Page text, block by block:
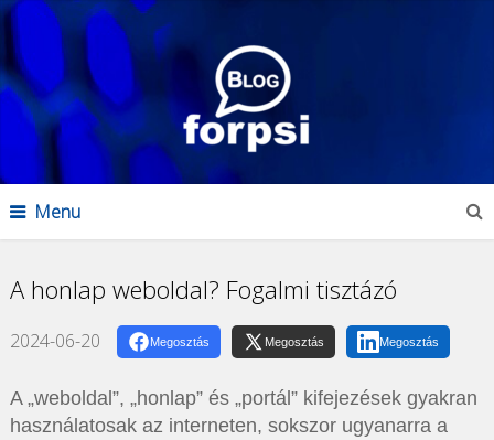
Menu
A honlap weboldal? Fogalmi tisztázó
2024-06-20 Megosztás Megosztás Megosztás
A „weboldal”, „honlap” és „portál” kifejezések gyakran
használatosak az interneten, sokszor ugyanarra a